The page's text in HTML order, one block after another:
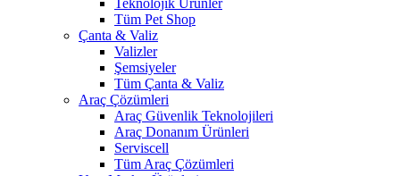
Teknolojik Ürünler
Tüm Pet Shop
Çanta & Valiz
Valizler
Şemsiyeler
Tüm Çanta & Valiz
Araç Çözümleri
Araç Güvenlik Teknolojileri
Araç Donanım Ürünleri
Serviscell
Tüm Araç Çözümleri